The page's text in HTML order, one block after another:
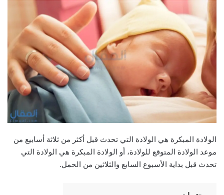
الولادة المبكرة هي الولادة التي تحدث قبل أكثر من ثلاثة أسابيع من
موعد الولادة المتوقع للولادة، أو الولادة المبكرة هي الولادة التي
تحدث قبل بداية الأسبوع السابع والثلاثين من الحمل.